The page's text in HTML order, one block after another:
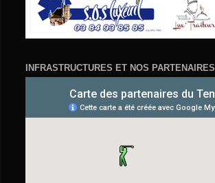
INFRASTRUCTURES ET NOS PARTENAIRES